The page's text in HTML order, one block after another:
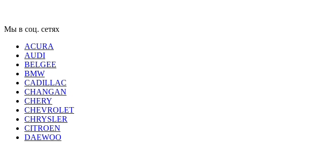
Мы в соц. сетях
ACURA
AUDI
BELGEE
BMW
CADILLAC
CHANGAN
CHERY
CHEVROLET
CHRYSLER
CITROEN
DAEWOO